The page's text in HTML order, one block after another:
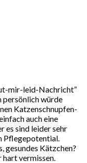
mir-leid-Nachricht”
persönlich würde
Katzenschnupfen-
auch eine
es sind leider sehr
Pflegepotential.
gesundes Kätzchen?
vermissen.